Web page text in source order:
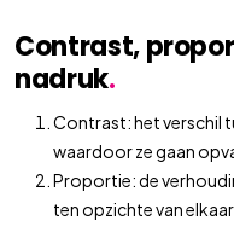
Contrast,
nadruk.
Contrast: het verschil
waardoor ze gaan
Proportie: de
ten opzichte van